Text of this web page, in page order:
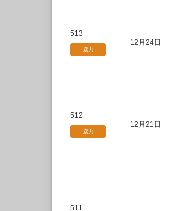
513
協力
12月24日
512
協力
12月21日
511